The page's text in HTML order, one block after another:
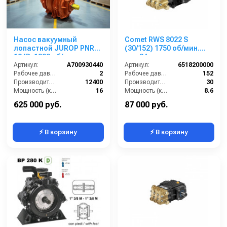
Насос вакуумный
лопастной JUROP PNR
124D, 1300 об/мин, левое
вращение,
пневмоклапан
Артикул:
A700930440
Рабочее давление (бар):
2
Производительность (л/мин):
12400
Мощность (кВт):
16
625 000 руб.
⚡ В корзину
Comet RWS 8022 S
(30/152) 1750 об/мин.
вал 24мм
Артикул:
6518200000
Рабочее давление (бар):
152
Производительность (л/мин):
30
Мощность (кВт):
8.6
87 000 руб.
⚡ В корзину